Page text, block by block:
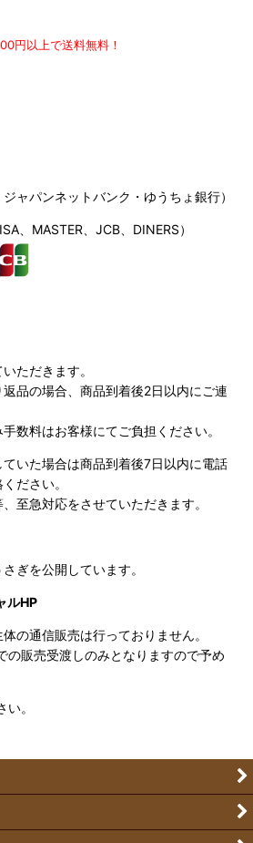
円以上で送料無料！
ャパンネットバンク・ゆうちょ銀行）
、MASTER、JCB、DINERS）
ただきます。
返品の場合、商品到着後2日以内にご連
数料はお客様にてご負担ください。
いた場合は商品到着後7日以内に電話
ださい。
至急対応をさせていただきます。
ぎを公開しています。
ルHP
の通信販売は行っておりません。
の販売受渡しのみとなりますので予め
。